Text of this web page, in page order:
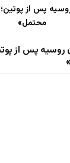
روسیه پس از